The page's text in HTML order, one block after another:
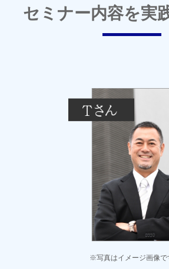
セミナー内容を実
※写真はイメージ画像で